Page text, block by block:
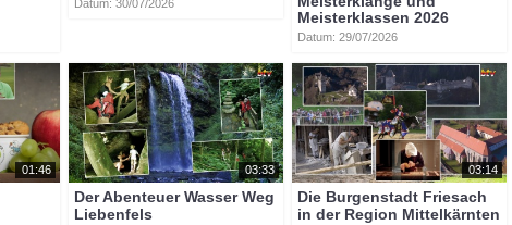
Datum: 30/07/2026
Meisterklassen 2026
Datum: 29/07/2026
01:46 03:33
Der Abenteuer Wasser Weg
Liebenfels
03:14
Die Burgenstadt Friesach
in der Region Mittelkärnten